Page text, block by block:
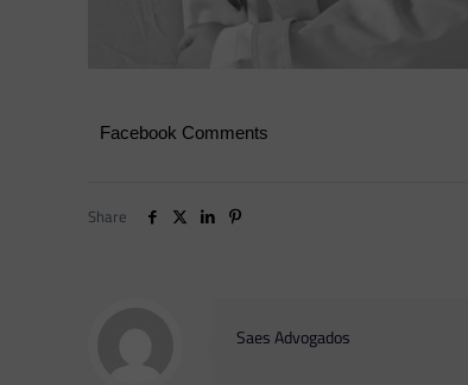
Facebook Comments
Share
Saes Advogados